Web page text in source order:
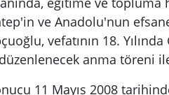
ve Anadolu'nun
vefatının 18.
anma töreni
11 Mayıs 2008